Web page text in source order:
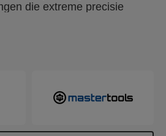
die extreme precisie
lijsten, deur- en